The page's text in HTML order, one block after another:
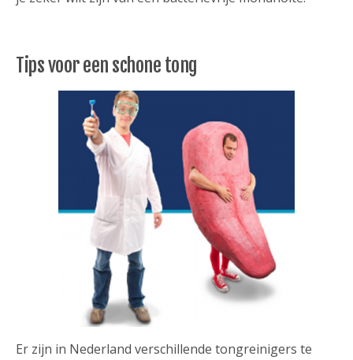
Tips voor een schone tong
Er zijn in Nederland verschillende tongreinigers te